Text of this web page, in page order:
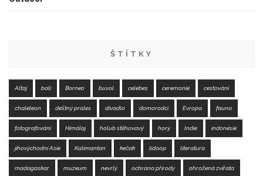
ŠTÍTKY
Altaj bali Borneo buvol celebes ceremonie cestování
chaleleon deštný prales divadlo domorodci Evropa fauna
fotografování Himálaj holub stěhovavý hory Indie indonésie
jihovýchodní Asie Kalimantan kečak lidoop literatura
madagaskar muzeum nevrlý ochrana přírody ohrožená zvířata